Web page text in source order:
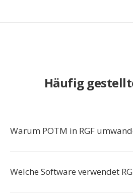
Häufig
Warum POTM in RGF
Welche Software verwendet